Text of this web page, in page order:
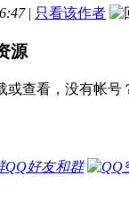
| 只看该作者
源
或查看，没有帐号
QQ好友和群